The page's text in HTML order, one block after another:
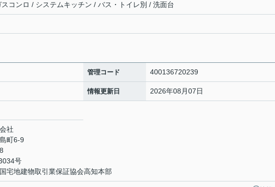
コンロ / システムキッチン / バス・トイレ別 / 洗面台
管理コード 400136720239
情報更新日 2026年08月07日
社
町6-9
号
宅地建物取引業保証協会高知本部